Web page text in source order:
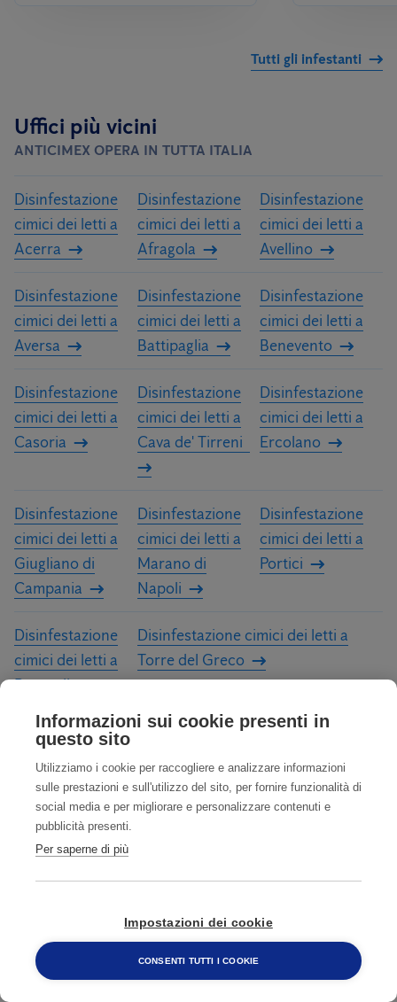
Tutti gli infestanti
Uffici più vicini
ANTICIMEX OPERA IN TUTTA ITALIA
Disinfestazione
cimici dei letti a
Acerra
Disinfestazione
cimici dei letti a
Afragola
Disinfestazione
cimici dei letti a
Avellino
Disinfestazione
cimici dei letti a
Aversa
Disinfestazione
cimici dei letti a
Battipaglia
Disinfestazione
cimici dei letti a
Benevento
Disinfestazione
cimici dei letti a
Casoria
Disinfestazione
cimici dei letti a
Cava de' Tirreni
Disinfestazione
cimici dei letti a
Ercolano
Disinfestazione
cimici dei letti a
Giugliano di
Campania
Disinfestazione
cimici dei letti a
Marano di
Napoli
Disinfestazione
cimici dei letti a
Portici
Disinfestazione
cimici dei letti a
Pozzuoli
Disinfestazione cimici dei letti a
Torre del Greco
Problemi di cimici da letto?
Per la tua casa
Nome e Cognome
800 482 320
Informazioni sui cookie presenti in
questo sito
Utilizziamo i cookie per raccogliere e analizzare informazioni
sulle prestazioni e sull'utilizzo del sito, per fornire funzionalità di
social media e per migliorare e personalizzare contenuti e
pubblicità presenti.
Per saperne di più
Impostazioni dei cookie
CONSENTI TUTTI I COOKIE